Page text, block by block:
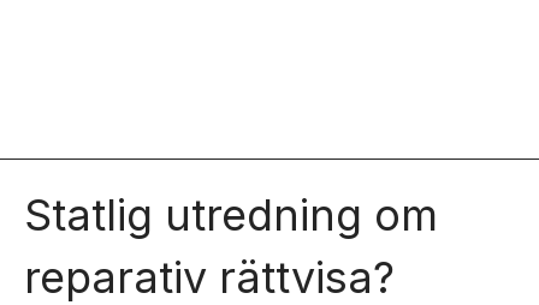
Statlig utredning om
reparativ rättvisa?